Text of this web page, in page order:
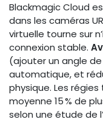
Blackmagic Cloud
dans les caméras
virtuelle tourne sur
connexion stable.
(ajouter un angle
automatique, et
physique. Les
moyenne 15 % de
selon une étude de